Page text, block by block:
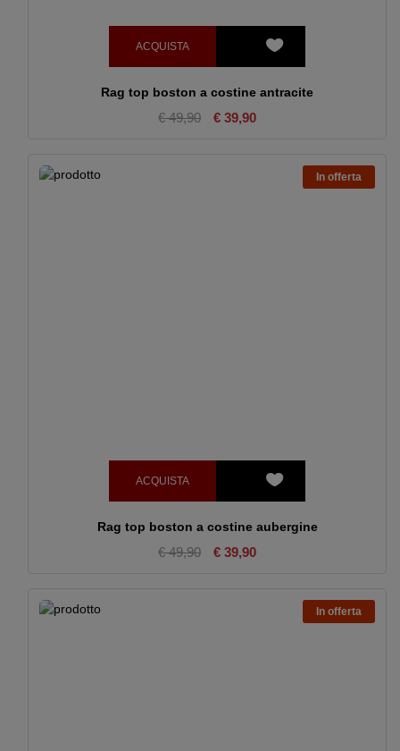
ACQUISTA
Rag top boston a costine antracite
€ 49,90 € 39,90
In offerta
ACQUISTA
Rag top boston a costine aubergine
€ 49,90 € 39,90
In offerta